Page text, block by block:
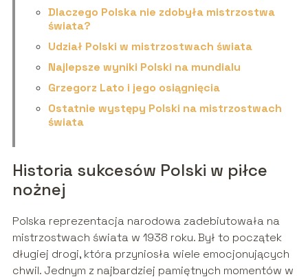
Dlaczego Polska nie zdobyła mistrzostwa
świata?
Udział Polski w mistrzostwach świata
Najlepsze wyniki Polski na mundialu
Grzegorz Lato i jego osiągnięcia
Ostatnie występy Polski na mistrzostwach
świata
Historia sukcesów Polski w piłce
nożnej
Polska reprezentacja narodowa zadebiutowała na
mistrzostwach świata w 1938 roku. Był to początek
długiej drogi, która przyniosła wiele emocjonujących
chwil. Jednym z najbardziej pamiętnych momentów w